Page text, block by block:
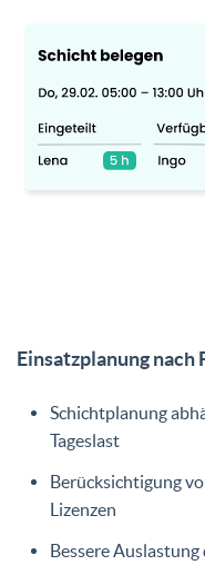
Einsatzplanung
Schichtplanung
Tageslast
Berücksichtigung
Lizenzen
Bessere